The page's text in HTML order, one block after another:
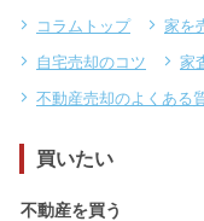
コラムトップ 家を
自宅売却のコツ
家
不動産売却のよくある
買いたい
不動産を買う